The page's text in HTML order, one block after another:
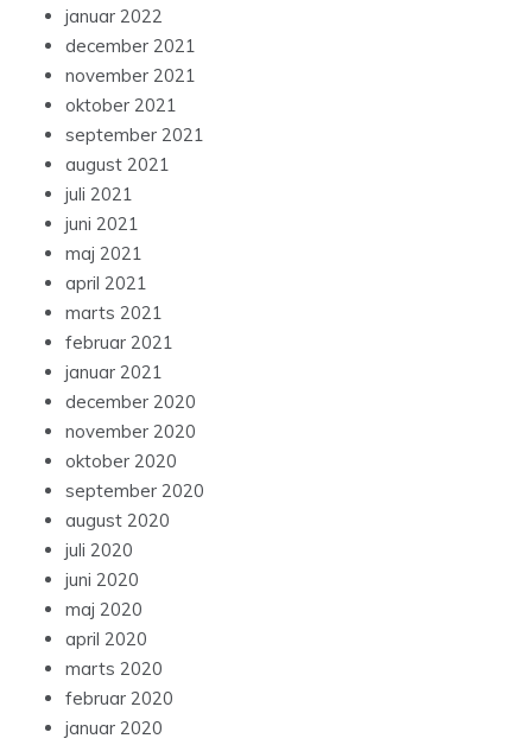
januar 2022
december 2021
november 2021
oktober 2021
september 2021
august 2021
juli 2021
juni 2021
maj 2021
april 2021
marts 2021
februar 2021
januar 2021
december 2020
november 2020
oktober 2020
september 2020
august 2020
juli 2020
juni 2020
maj 2020
april 2020
marts 2020
februar 2020
januar 2020